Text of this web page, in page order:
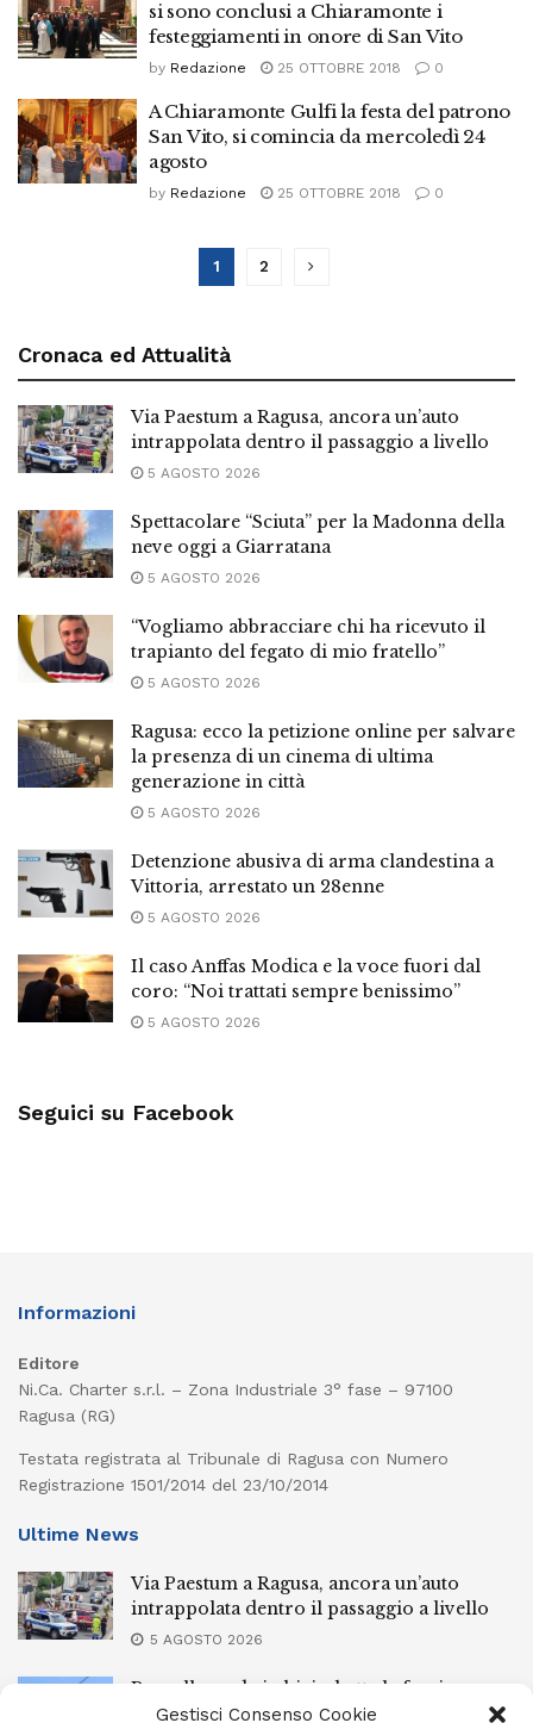
Gestisci Consenso Cookie
si sono conclusi a Chiaramonte i
festeggiamenti in onore di San Vito
by Redazione 25 OTTOBRE 2018 0
A Chiaramonte Gulfi la festa del patrono
San Vito, si comincia da mercoledì 24
agosto
by Redazione 25 OTTOBRE 2018 0
1 2
Cronaca ed Attualità
Via Paestum a Ragusa, ancora un’auto
intrappolata dentro il passaggio a livello
5 AGOSTO 2026
Spettacolare “Sciuta” per la Madonna della
neve oggi a Giarratana
5 AGOSTO 2026
“Vogliamo abbracciare chi ha ricevuto il
trapianto del fegato di mio fratello”
5 AGOSTO 2026
Ragusa: ecco la petizione online per salvare
la presenza di un cinema di ultima
generazione in città
5 AGOSTO 2026
Detenzione abusiva di arma clandestina a
Vittoria, arrestato un 28enne
5 AGOSTO 2026
Il caso Anffas Modica e la voce fuori dal
coro: “Noi trattati sempre benissimo”
5 AGOSTO 2026
Seguici su Facebook
Informazioni
Editore
Ni.Ca. Charter s.r.l. – Zona Industriale 3° fase – 97100
Ragusa (RG)
Testata registrata al Tribunale di Ragusa con Numero
Registrazione 1501/2014 del 23/10/2014
Ultime News
Via Paestum a Ragusa, ancora un’auto
intrappolata dentro il passaggio a livello
5 AGOSTO 2026
Pozzallo, cade in bici e batte la faccia:
elisoccorsa